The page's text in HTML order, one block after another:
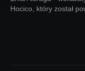
Hocico, który został